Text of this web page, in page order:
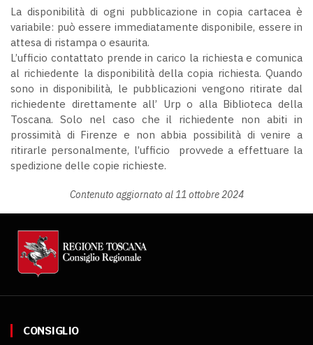
La disponibilità di ogni pubblicazione in copia cartacea è
variabile: può essere immediatamente disponibile, essere in
attesa di ristampa o esaurita.
L’ufficio contattato prende in carico la richiesta e comunica
al richiedente la disponibilità della copia richiesta. Quando
sono in disponibilità, le pubblicazioni vengono ritirate dal
richiedente direttamente all’ Urp o alla Biblioteca della
Toscana. Solo nel caso che il richiedente non abiti in
prossimità di Firenze e non abbia possibilità di venire a
ritirarle personalmente, l’ufficio provvede a effettuare la
spedizione delle copie richieste.
Contenuto aggiornato al 11 ottobre 2024
CONSIGLIO